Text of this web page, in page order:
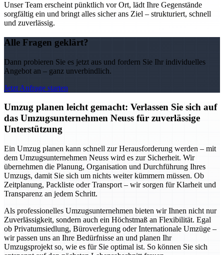
Unser Team erscheint pünktlich vor Ort, lädt Ihre Gegenstände
sorgfältig ein und bringt alles sicher ans Ziel – strukturiert, schnell
und zuverlässig.
Alle Fragen geklärt?
Dann probieren Sie es jetzt aus und fordern Sie Ihr individuelles
Angebot an – ganz unverbindlich.
Jetzt Anfrage starten
Umzug planen leicht gemacht: Verlassen Sie sich auf
das Umzugsunternehmen Neuss für zuverlässige
Unterstützung
Ein Umzug planen kann schnell zur Herausforderung werden – mit
dem Umzugsunternehmen Neuss wird es zur Sicherheit. Wir
übernehmen die Planung, Organisation und Durchführung Ihres
Umzugs, damit Sie sich um nichts weiter kümmern müssen. Ob
Zeitplanung, Packliste oder Transport – wir sorgen für Klarheit und
Transparenz an jedem Schritt.
Als professionelles Umzugsunternehmen bieten wir Ihnen nicht nur
Zuverlässigkeit, sondern auch ein Höchstmaß an Flexibilität. Egal
ob Privatumsiedlung, Büroverlegung oder Internationale Umzüge –
wir passen uns an Ihre Bedürfnisse an und planen Ihr
Umzugsprojekt so, wie es für Sie optimal ist. So können Sie sich